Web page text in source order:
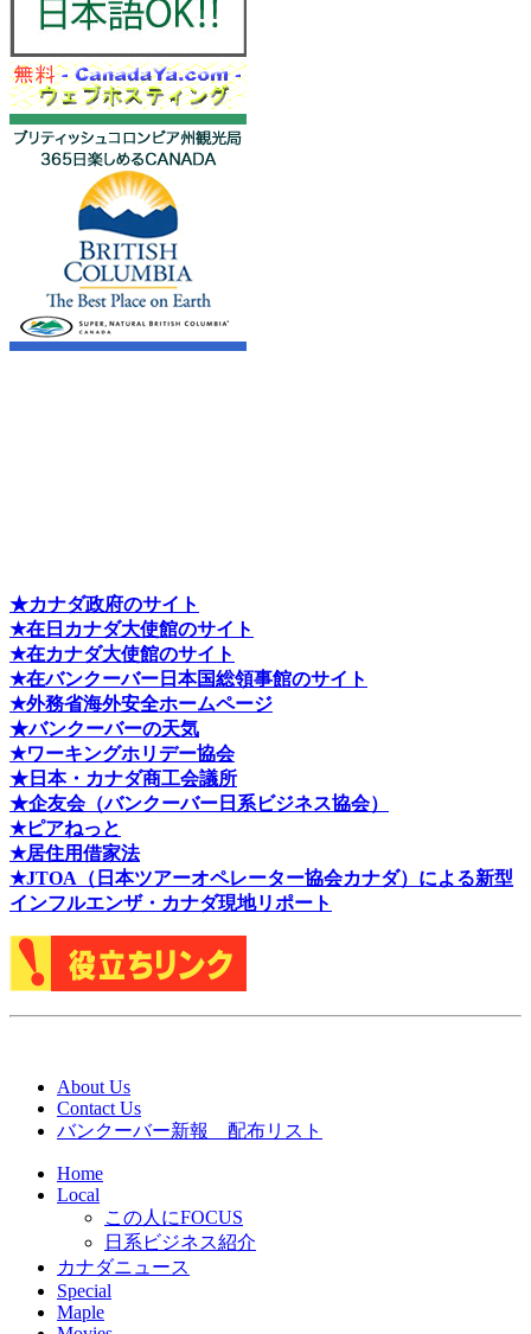
★カナダ政府のサイト
★在日カナダ大使館のサイト
★在カナダ大使館のサイト
★在バンクーバー日本国総領事館のサイト
★外務省海外安全ホームページ
★バンクーバーの天気
★ワーキングホリデー協会
★日本・カナダ商工会議所
★企友会（バンクーバー日系ビジネス協会）
★ピアねっと
★居住用借家法
★JTOA（日本ツアーオペレーター協会カナダ）による新型
インフルエンザ・カナダ現地リポート
About Us
Contact Us
バンクーバー新報 配布リスト
Home
Local
この人にFOCUS
日系ビジネス紹介
カナダニュース
Special
Maple